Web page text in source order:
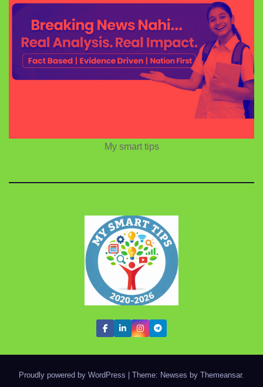
My smart tips
Proudly powered by WordPress | Theme: Newses by Themeansar.